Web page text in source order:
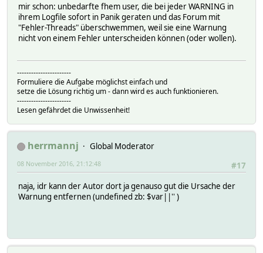
mir schon: unbedarfte fhem user, die bei jeder WARNING in
ihrem Logfile sofort in Panik geraten und das Forum mit
"Fehler-Threads" überschwemmen, weil sie eine Warnung
nicht von einem Fehler unterscheiden können (oder wollen).
-----------------------
Formuliere die Aufgabe möglichst einfach und
setze die Lösung richtig um - dann wird es auch funktionieren.
-----------------------
Lesen gefährdet die Unwissenheit!
herrmannj
Global Moderator
#17
08 November 2016, 21:12:48
naja, idr kann der Autor dort ja genauso gut die Ursache der
Warnung entfernen (undefined zb: $var||'' )